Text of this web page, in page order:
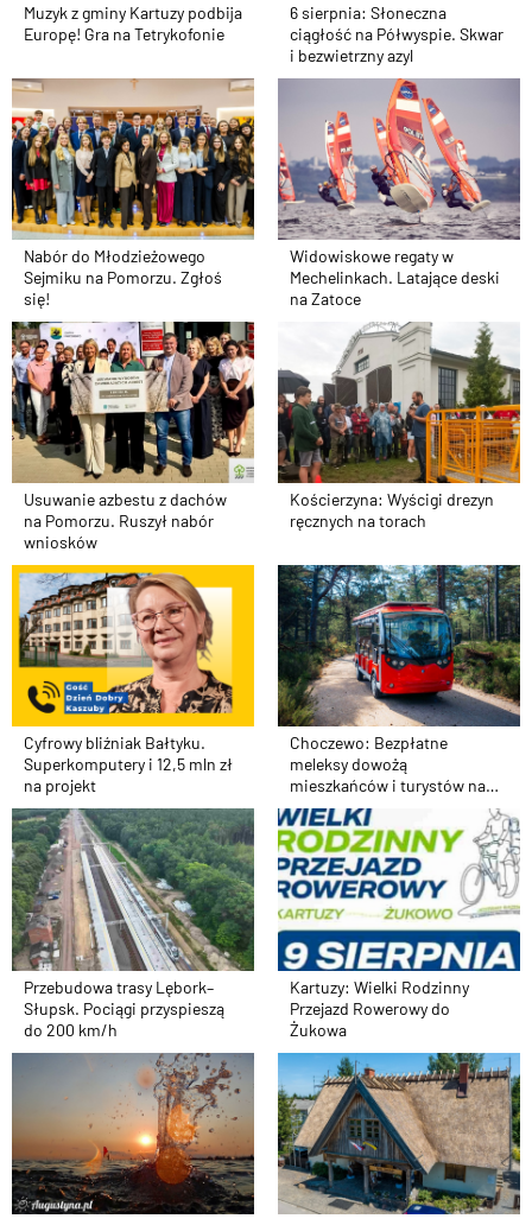
Muzyk z gminy Kartuzy podbija
Europę! Gra na Tetrykofonie
6 sierpnia: Słoneczna
ciągłość na Półwyspie. Skwar
i bezwietrzny azyl
Nabór do Młodzieżowego
Sejmiku na Pomorzu. Zgłoś
się!
Widowiskowe regaty w
Mechelinkach. Latające deski
na Zatoce
Usuwanie azbestu z dachów
na Pomorzu. Ruszył nabór
wniosków
Kościerzyna: Wyścigi drezyn
ręcznych na torach
Cyfrowy bliźniak Bałtyku.
Superkomputery i 12,5 mln zł
na projekt
Choczewo: Bezpłatne
meleksy dowożą
mieszkańców i turystów na
plażę
Przebudowa trasy Lębork–
Słupsk. Pociągi przyspieszą
do 200 km/h
Kartuzy: Wielki Rodzinny
Przejazd Rowerowy do
Żukowa